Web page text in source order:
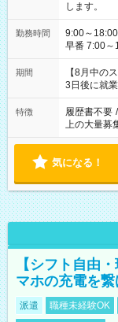
します。
勤務時間
9:00～18:00（休憩60分） ■
早番 7:00～
と休みを合
「できれ
ね。 ※Wワーク希望の方へ 今ご覧のお仕事で希望する勤務時間
と、もう1
合は応募で
期間
【8月中の
3日後に就
特徴 履歴書不要 /
上の大量募
気になる！
【シフト自由
マホの充電を繋
派遣 職種未経験OK